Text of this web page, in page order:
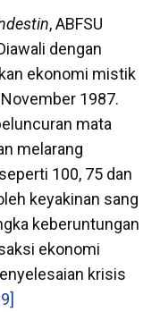
, ABFSU
dengan
ekonomi mistik
1987.
mata
melarang
100, 75 dan
keyakinan sang
keberuntungan
ekonomi
krisis